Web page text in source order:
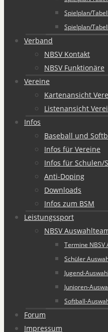
Spielplan/
Spielplan/
Verband
NBSV Kontakt
NBSV Funktionäre
Vereine
Kartenansicht
Listenansicht
Infos
Baseball und
Infos für Vereine
Infos für Schulen/
Anti-Doping
Downloads
Infos zum BSM
Leistungssport
NBSV
Termine NBSV
Schüler
Jugend-Auswahl
Junioren-
Softball-
Forum
Impressum